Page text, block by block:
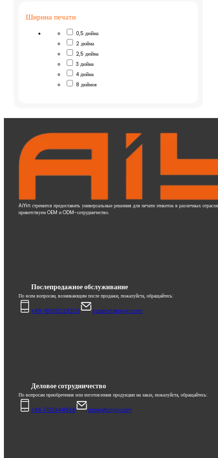
Ширина печати
0,5 дюйма
2 дюйма
2,5 дюйма
3 дюйма
4 дюйма
8 дюймов
AiYin стремится предоставить универсальные решения для печати этикеток в различных
приветствуем OEM и ODM-сотрудничество.
Послепродажное обслуживание
По всем вопросам, возникающим после продажи, пожалуйста, обращайтесь:
+86-18900228209 support@aiyin.com
Деловое сотрудничество
По вопросам приобретения или изготовления продукции на заказ, пожалуйста, обращайтесь:
+86-17359441868 raowj@aiyin.com